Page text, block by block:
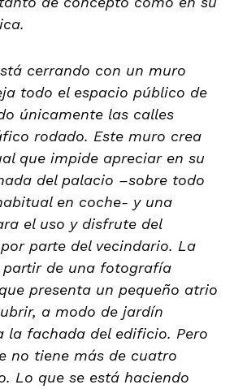
cerrando con un muro
todo el espacio público de
únicamente las calles
rodado. Este muro crea
que impide apreciar en su
del palacio –sobre todo
en coche- y una
el uso y disfrute del
parte del vecindario. La
partir de una fotografía
presenta un pequeño atrio
a modo de jardín
la fachada del edificio. Pero
no tiene más de cuatro
Lo que se está haciendo